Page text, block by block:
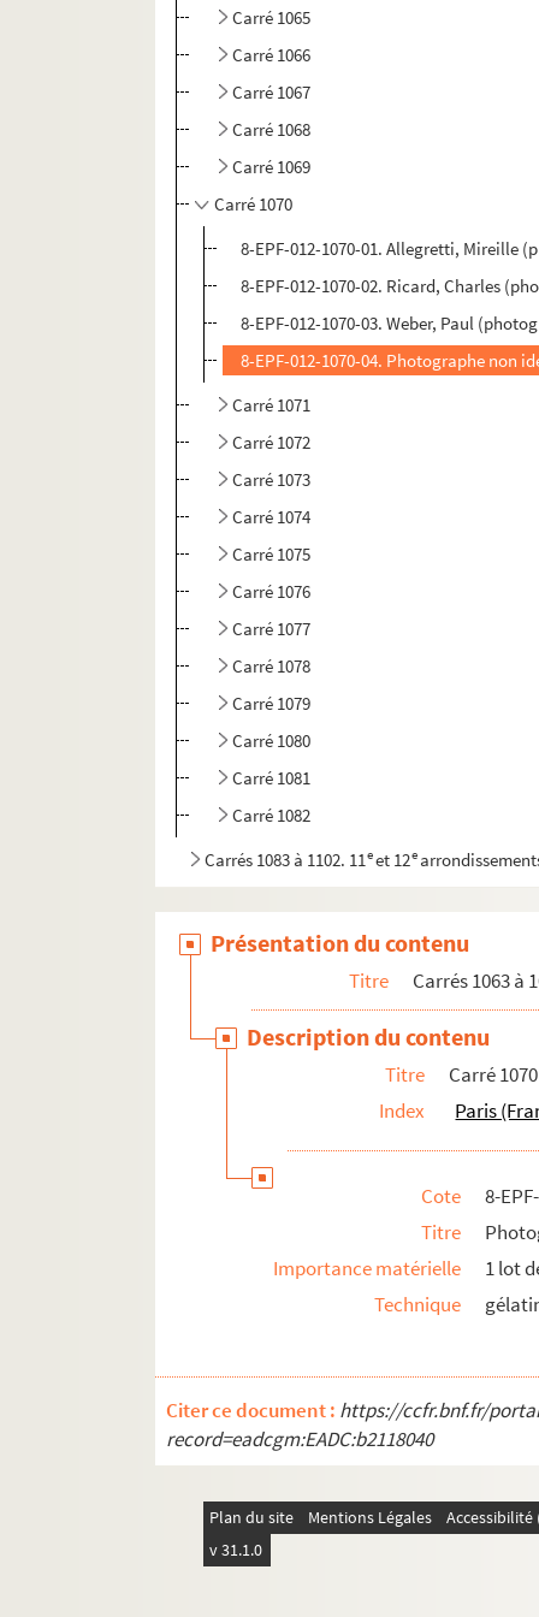
Carré 1065
Carré 1066
Carré 1067
Carré 1068
Carré 1069
Carré 1070
8-EPF-012-1070-01. Allegretti, Mireille
8-EPF-012-1070-02. Ricard, Charles
8-EPF-012-1070-03. Weber, Paul
8-EPF-012-1070-04. Photographe non
Carré 1071
Carré 1072
Carré 1073
Carré 1074
Carré 1075
Carré 1076
Carré 1077
Carré 1078
Carré 1079
Carré 1080
Carré 1081
Carré 1082
Carrés 1083 à 1102. 11eet 12e
Présentation du contenu
Titre Carrés 1063 à
Description du contenu
Titre
Carré 1070
Index
Paris
Cote
8-
Titre
Importance matérielle
1 lot
Technique
Citer ce document : https://ccfr.bnf.fr/
record=eadcgm:EADC:b2118040
Plan du site Mentions Légales
v 31.1.0